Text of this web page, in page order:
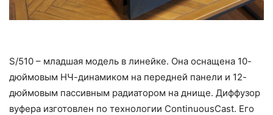
S/510 – младшая модель в линейке. Она оснащена 10-
дюймовым НЧ-динамиком на передней панели и 12-
дюймовым пассивным радиатором на днище. Диффузор
вуфера изготовлен по технологии ContinuousCast. Его